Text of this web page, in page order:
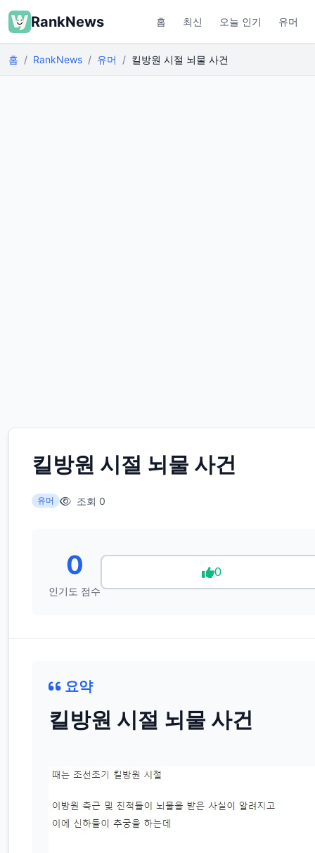
RankNews 홈 최신 오늘 인기 유머
홈 RankNews 유머 킬방원 시절 뇌물 사건
킬방원 시절 뇌물 사건
유머 조회 0
0
인기도 점수
0
요약
킬방원 시절 뇌물 사건